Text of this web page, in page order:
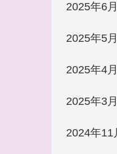
2025年6月
2025年5月
2025年4月
2025年3月
2024年11